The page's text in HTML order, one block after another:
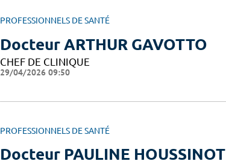
PROFESSIONNELS DE SANTÉ
Docteur ARTHUR GAVOTTO
CHEF DE CLINIQUE
29/04/2026 09:50
PROFESSIONNELS DE SANTÉ
Docteur PAULINE HOUSSINOT